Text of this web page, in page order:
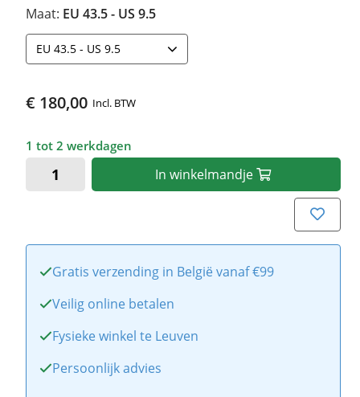
Maat: EU 43.5 - US 9.5
EU 43.5 - US 9.5
€ 180,00 Incl. BTW
1 tot 2 werkdagen
In winkelmandje
Gratis verzending in België vanaf €99
Veilig online betalen
Fysieke winkel te Leuven
Persoonlijk advies